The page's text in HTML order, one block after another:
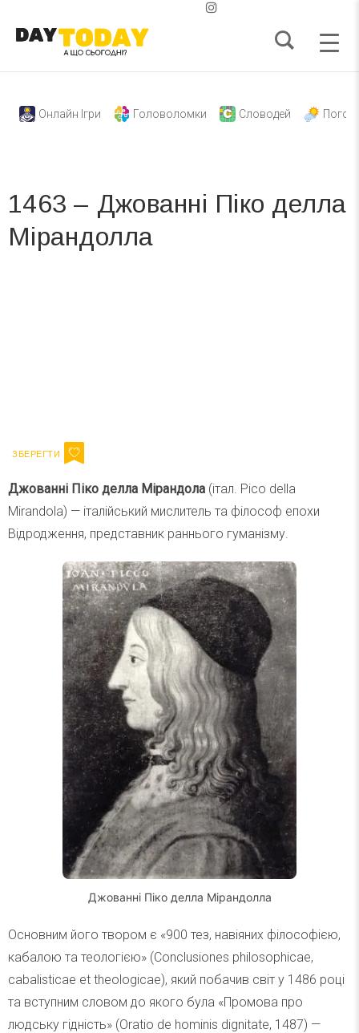
Онлайн Ігри Головоломки Словодей
1463 – Джованні Піко делла
Мірандолла
Джованні Піко делла Мірандола (італ. Pico della
Mirandola) — італійський мислитель та філософ епохи
Відродження, представник раннього гуманізму.
Джованні Піко делла Мірандолла
Основним його твором є «900 тез, навіяних філософією,
кабалою та теологією» (Conclusiones philosophicae,
cabalisticae et theologicae), який побачив світ у 1486 році
та вступним словом до якого була «Промова про
людську гідність» (Oratio de hominis dignitate, 1487) —